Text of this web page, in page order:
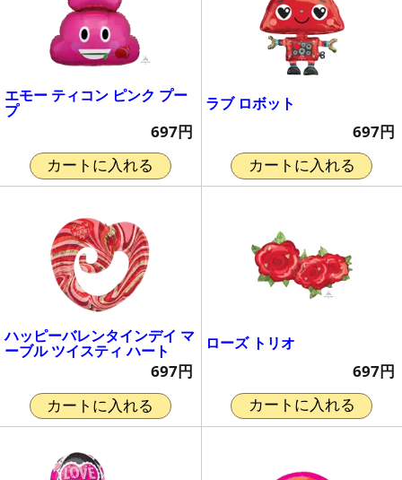
エモー ティコン ピンク プー
プ
697円
カートに入れる
ラブ ロボット
697円
カートに入れる
ハッピーバレンタインデイ マ
ーブル ツイスティ ハート
697円
カートに入れる
ローズ トリオ
697円
カートに入れる